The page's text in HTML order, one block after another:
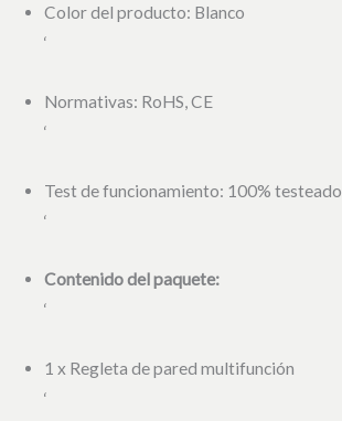
Color del producto: Blanco
‘
Normativas: RoHS, CE
‘
Test de funcionamiento: 100% testeado
‘
Contenido del paquete:
‘
1 x Regleta de pared multifunción
‘